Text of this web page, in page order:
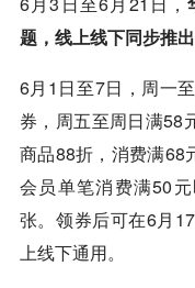
题，线上线下同步推出
6月1日至7日，周一
券，周五至周日满58
商品88折，消费满68
会员单笔消费满50
张。领券后可在6月
上线下通用。